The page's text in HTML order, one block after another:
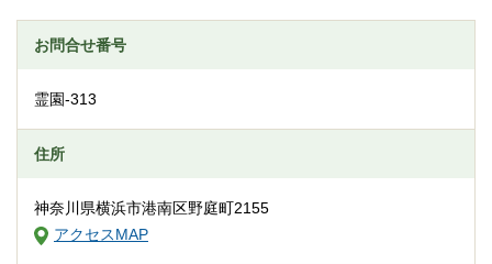
お問合せ番号
霊園-313
住所
神奈川県横浜市港南区野庭町2155
アクセスMAP